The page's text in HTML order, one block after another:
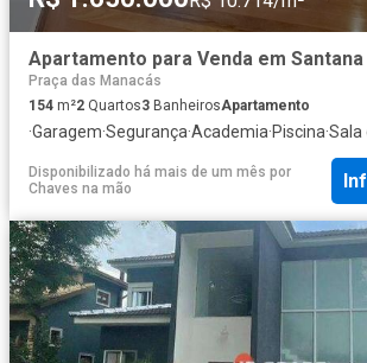
Praça das Manacás
154 m²2 Quartos3 BanheirosApartamento
·Garagem·Segurança·Academia·Piscina·Sala
Disponibilizado há mais de um mês por
Chaves na mão